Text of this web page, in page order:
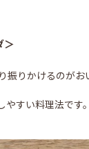
＞
振りかけるのがお
すい料理法です。